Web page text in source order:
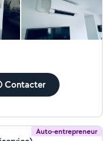
Contacter
Auto-entrepreneur